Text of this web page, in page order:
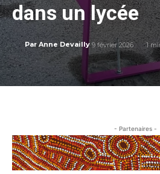
dans un lycée
Par Anne Devailly 9 février 2026 1
- Partenaires -